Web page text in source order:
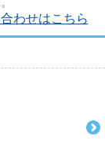
わせはこちら